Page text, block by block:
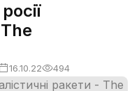
16.10.22 494